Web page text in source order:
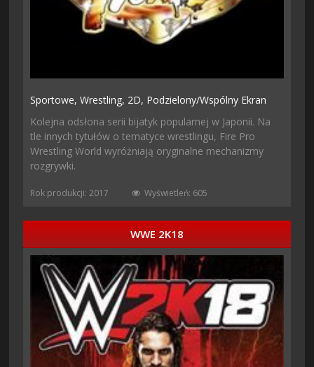
Sportowe,Wrestling, 2D, Podzielony/wspólny Ekran
Kolejna odsłona serii bijatyk popularnej w Japonii. Na
tle innych tytułów o tematyce wrestlingu, Fire Pro
Wrestling World wyróżniają oryginalne mechanizmy
rozgrywki.
Rok produkcji: 2017 Wyświetleń: 605
WWE 2K18